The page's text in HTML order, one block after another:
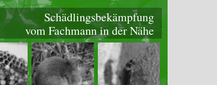
Schädlingsbekämpfung
vom Fachmann in der Nähe